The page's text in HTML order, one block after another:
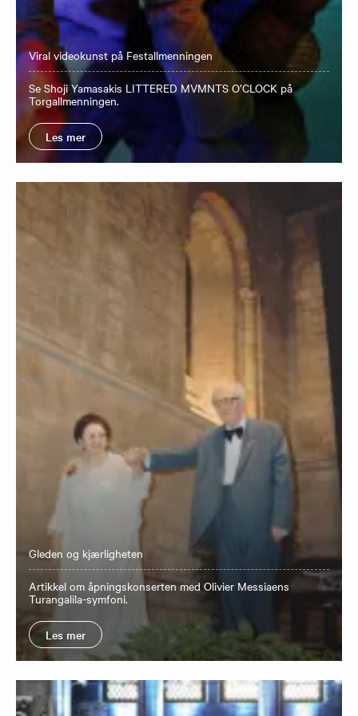
Viral videokunst på Festallmenningen
Se Shoji Yamasakis LITTERED MVMNTS O’CLOCK på
Torgallmenningen.
Les mer
Gleden og kjærligheten
Artikkel om åpningskonserten med Olivier Messiaens
Turangalila-symfoni.
Les mer